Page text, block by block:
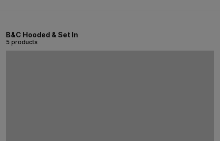
B&C Hooded & Set In
5 products